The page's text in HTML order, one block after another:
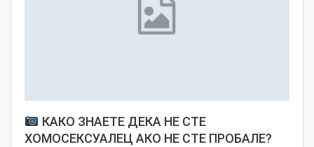
КАКО ЗНАЕТЕ ДЕКА НЕ СТЕ
ХОМОСЕКСУАЛЕЦ АКО НЕ СТЕ ПРОБАЛЕ?